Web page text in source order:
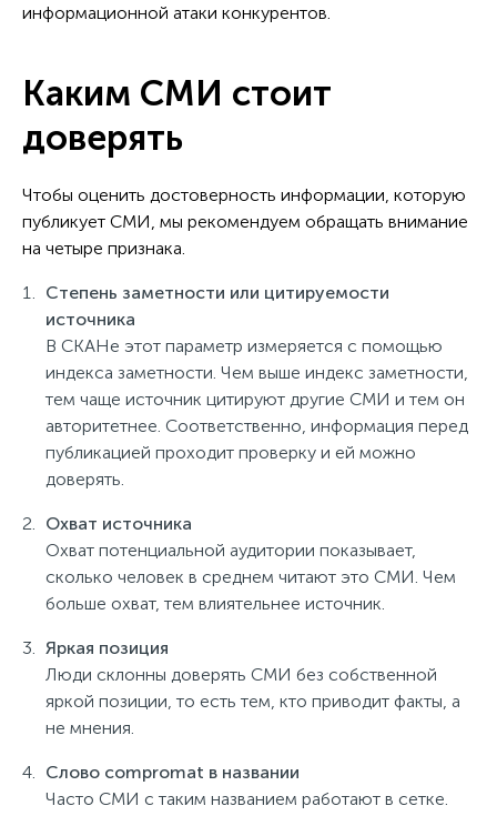
информационной атаки конкурентов.
Каким СМИ стоит
доверять
Чтобы оценить достоверность информации, которую
публикует СМИ, мы рекомендуем обращать внимание
на четыре признака.
Степень заметности или цитируемости
источника
В СКАНе этот параметр измеряется с помощью
индекса заметности. Чем выше индекс заметности,
тем чаще источник цитируют другие СМИ и тем он
авторитетнее. Соответственно, информация перед
публикацией проходит проверку и ей можно
доверять.
Охват источника
Охват потенциальной аудитории показывает,
сколько человек в среднем читают это СМИ. Чем
больше охват, тем влиятельнее источник.
Яркая позиция
Люди склонны доверять СМИ без собственной
яркой позиции, то есть тем, кто приводит факты, а
не мнения.
Слово compromat в названии
Часто СМИ с таким названием работают в сетке.